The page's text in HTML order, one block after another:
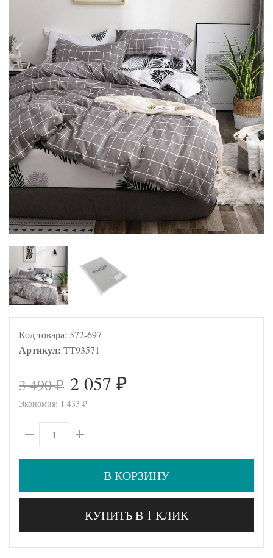
Код товара: 572-697
Артикул: TT93571
3 490₽ 2 057 ₽
Экономия: 1 433 ₽
В КОРЗИНУ
КУПИТЬ В 1 КЛИК